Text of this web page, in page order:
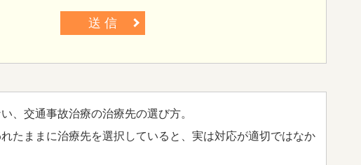
送 信
、交通事故治療の治療先の選び方。
たままに治療先を選択していると、実は対応が適切ではなか